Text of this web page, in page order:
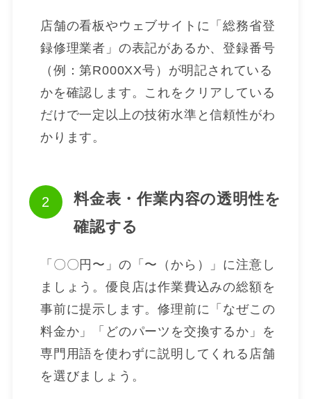
店舗の看板やウェブサイトに「総務省登
録修理業者」の表記があるか、登録番号
（例：第R000XX号）が明記されている
かを確認します。これをクリアしている
だけで一定以上の技術水準と信頼性がわ
かります。
料金表・作業内容の透明性を
確認する
「〇〇円〜」の「〜（から）」に注意し
ましょう。優良店は作業費込みの総額を
事前に提示します。修理前に「なぜこの
料金か」「どのパーツを交換するか」を
専門用語を使わずに説明してくれる店舗
を選びましょう。